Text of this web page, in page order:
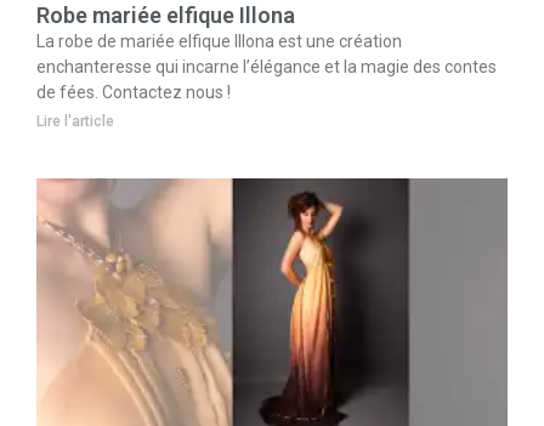
Robe mariée elfique Illona
La robe de mariée elfique Illona est une création
enchanteresse qui incarne l’élégance et la magie des contes
de fées. Contactez nous !
Lire l'article